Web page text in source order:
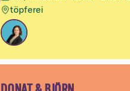
töpferei